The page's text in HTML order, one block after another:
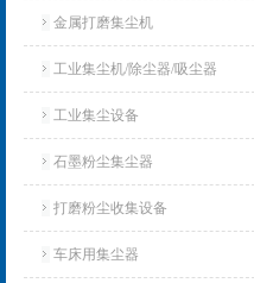
金属打磨集尘机
工业集尘机/除尘器/吸尘器
工业集尘设备
石墨粉尘集尘器
打磨粉尘收集设备
车床用集尘器